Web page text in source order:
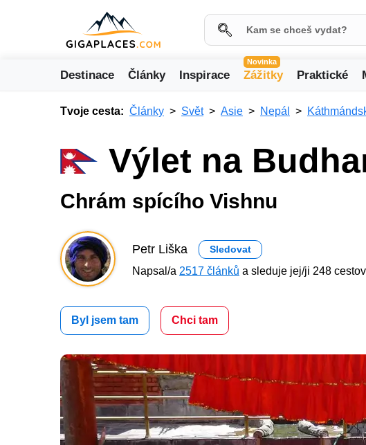
Destinace Články Inspirace
Novinka
Zážitky Praktické
Tvoje cesta: Články Svět Asie Nepál
Výlet na
Chrám spícího Vishnu
Petr Liška Sledovat
Napsal/a 2517 článků a sleduje jej/ji 248
Byl jsem tam Chci tam